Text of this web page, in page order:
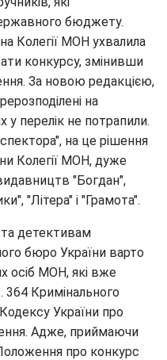
бюджету.
Колегії МОН ухвалила
конкурсу, змінивши
За новою редакцією,
на
у перелік не потрапили.
на це рішення
Колегії МОН, дуже
видавництв "Богдан",
"Літера" і "Грамота".
та детективам
бюро України варто
осіб МОН, які вже
364 Кримінального
України про
Адже, приймаючи
про конкурс